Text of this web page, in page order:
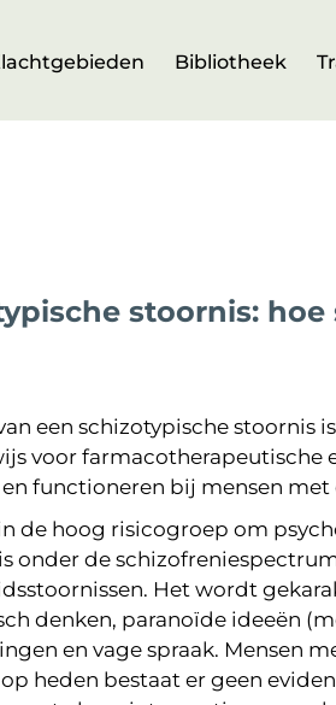
Bibliotheek
stoornis:
een schizotypische
voor farmacotherapeutische
functioneren bij mensen met
de hoog risicogroep om
onder de
Het wordt
denken, paranoïde ideeën
en vage spraak. Mensen
heden bestaat er geen